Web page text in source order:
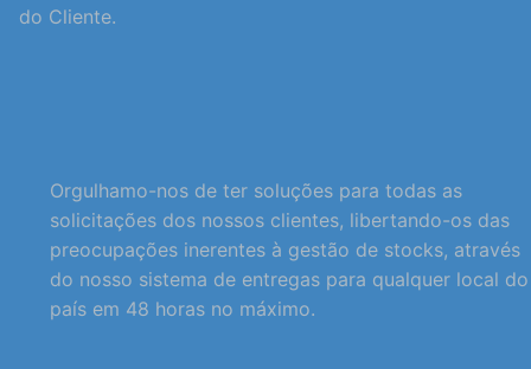
do Cliente.
Orgulhamo-nos de ter soluções para todas as
solicitações dos nossos clientes, libertando-os das
preocupações inerentes à gestão de stocks, através
do nosso sistema de entregas para qualquer local do
país em 48 horas no máximo.